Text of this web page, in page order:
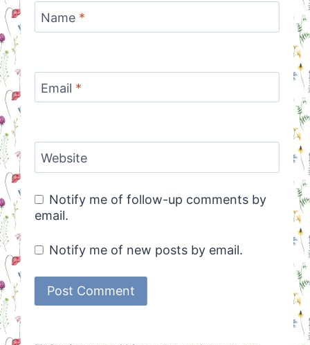
Name *
Email *
Website
Notify me of follow-up comments by
email.
Notify me of new posts by email.